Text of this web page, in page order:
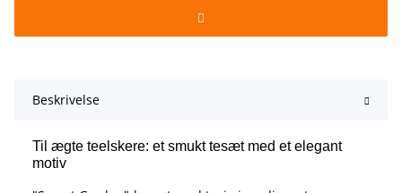
Beskrivelse
Til ægte teelskere: et smukt tesæt med et elegant
motiv